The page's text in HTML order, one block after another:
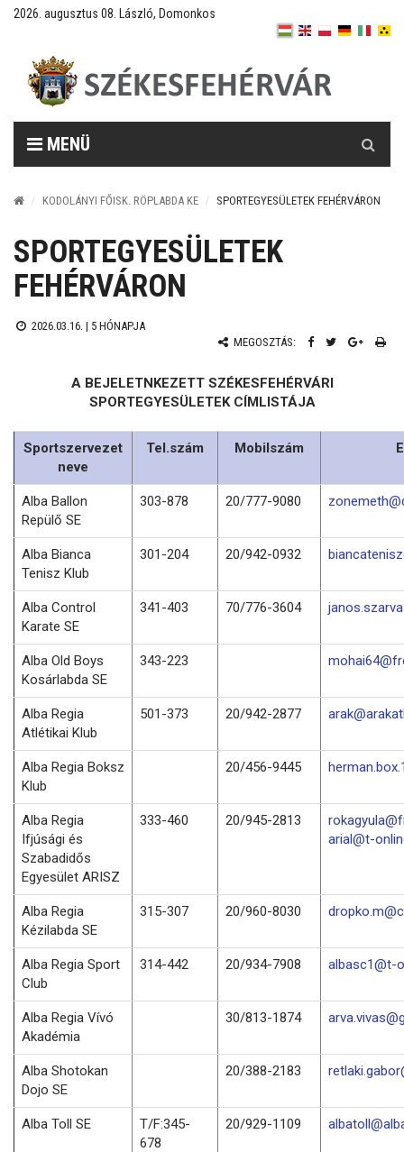
2026. augusztus 08. László, Domonkos
MENÜ
KODOLÁNYI FŐISK. RÖPLABDA KE SPORTEGYESÜLETEK FEHÉRVÁRON
SPORTEGYESÜLETEK
FEHÉRVÁRON
2026.03.16. | 5 HÓNAPJA
MEGOSZTÁS:
A BEJELETNKEZETT SZÉKESFEHÉRVÁRI
SPORTEGYESÜLETEK CÍMLISTÁJA
Sportszervezet
neve
Tel.szám Mobilszám
Alba Ballon
Repülő SE
303-878 20/777-9080
Alba Bianca
Tenisz Klub
301-204 20/942-0932
Alba Control
Karate SE
341-403 70/776-3604
Alba Old Boys
Kosárlabda SE
343-223
Alba Regia
Atlétikai Klub
501-373 20/942-2877
Alba Regia Boksz
Klub
20/456-9445
Alba Regia
Ifjúsági és
Szabadidős
Egyesület ARISZ
333-460 20/945-2813
arial@t-
Alba Regia
Kézilabda SE
315-307 20/960-8030
Alba Regia Sport
Club
314-442 20/934-7908 albasc1@t-
Alba Regia Vívó
Akadémia
30/813-1874
Alba Shotokan
Dojo SE
20/388-2183
Alba Toll SE
T/F:345-
678
20/929-1109